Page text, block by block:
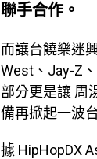
聯手合作。
而讓台饒樂迷
West、Jay-Z
部分更是讓 周
備再掀起一波
據 HipHopDX